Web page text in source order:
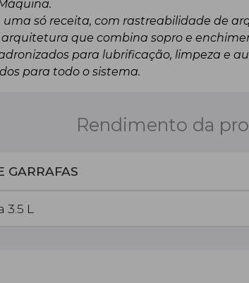
só receita, com rastreabilidade de
que combina sopro e
para lubrificação, limpeza e
para todo o sistema.
Rendimento da
GARRAFAS
3.5 L